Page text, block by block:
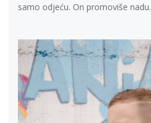
samo odjeću. On promoviše nadu.